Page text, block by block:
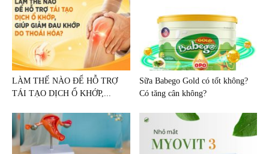
LÀM THẾ NÀO ĐỂ HỖ TRỢ
TÁI TẠO DỊCH Ổ KHỚP,...
Sữa Babego Gold có tốt không?
Có tăng cân không?